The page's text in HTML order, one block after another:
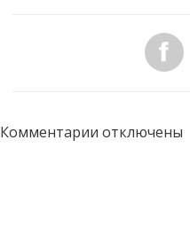
Комментарии отключены